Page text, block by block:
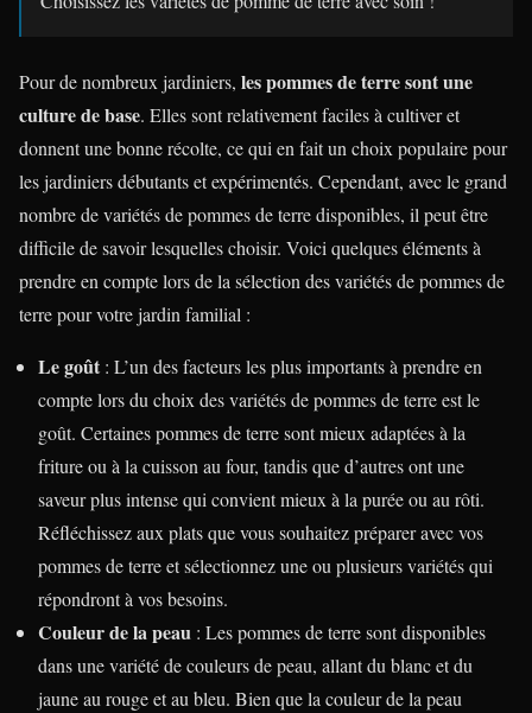
Pour de nombreux jardiniers, les pommes de terre sont une
culture de base. Elles sont relativement faciles à cultiver et
donnent une bonne récolte, ce qui en fait un choix populaire pour
les jardiniers débutants et expérimentés. Cependant, avec le grand
nombre de variétés de pommes de terre disponibles, il peut être
difficile de savoir lesquelles choisir. Voici quelques éléments à
prendre en compte lors de la sélection des variétés de pommes de
terre pour votre jardin familial :
Le goût : L’un des facteurs les plus importants à prendre en
compte lors du choix des variétés de pommes de terre est le
goût. Certaines pommes de terre sont mieux adaptées à la
friture ou à la cuisson au four, tandis que d’autres ont une
saveur plus intense qui convient mieux à la purée ou au rôti.
Réfléchissez aux plats que vous souhaitez préparer avec vos
pommes de terre et sélectionnez une ou plusieurs variétés qui
répondront à vos besoins.
Couleur de la peau : Les pommes de terre sont disponibles
dans une variété de couleurs de peau, allant du blanc et du
jaune au rouge et au bleu. Bien que la couleur de la peau